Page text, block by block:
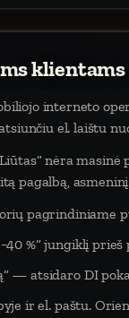
interneto
el. laištu
nėra
pagalbą,
pagrindiniame
%“ jungiklį
— atsidaro DI
ir el. paštu.